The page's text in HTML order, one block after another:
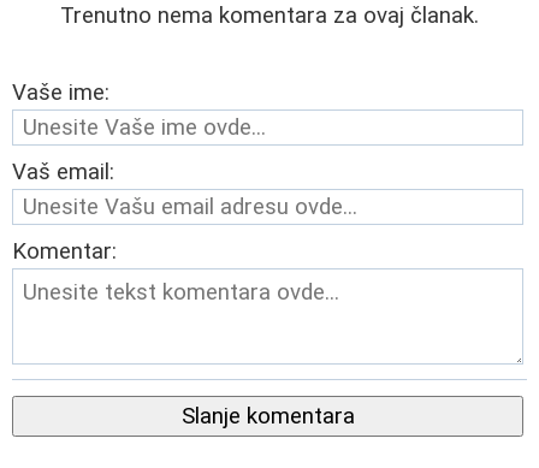
Trenutno nema komentara za ovaj članak.
Vaše ime:
Vaš email:
Komentar:
Slanje komentara